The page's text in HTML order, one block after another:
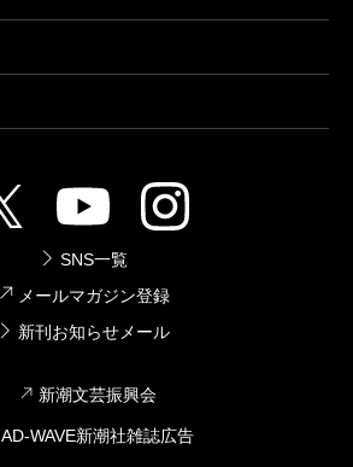
SNS一覧
メールマガジン登録
新刊お知らせメール
新潮文芸振興会
AD-WAVE新潮社雑誌広告